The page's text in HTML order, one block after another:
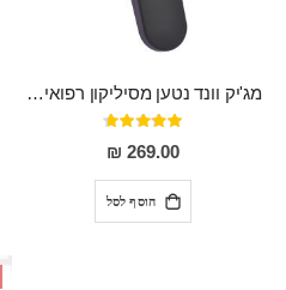
מג'יק וונד נטען מסיליקון רפואי חזק בעל 12 מצבי רטט ו6 מהירויות שונות ROMI
דירוג:
93%
269.00 ₪
הוסף לסל